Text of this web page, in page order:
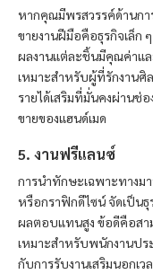
หากคุณมีพรสวรรค์ด้านกา
ขายงานฝีมือคือธุรกิจเล็ก
ผลงานแต่ละชิ้นมีคุณค่าแ
เหมาะสำหรับผู้ที่รักงานศิ
รายได้เสริมที่มั่นคงผ่านช่
ขายของแฮนด์เมด
5. งานฟรีแลนซ์
การนำทักษะเฉพาะทางม
หรือกราฟิกดีไซน์ จัดเป็น
ผลตอบแทนสูง ข้อดีคือสาม
เหมาะสำหรับพนักงานป
กับการรับงานเสริมนอกเ